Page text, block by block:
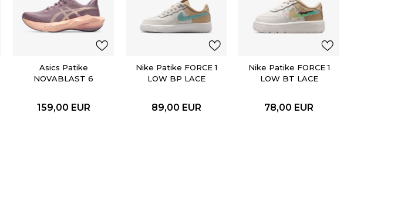
Asics Patike
NOVABLAST 6
159,00 EUR
Nike Patike FORCE 1
LOW BP LACE
89,00 EUR
Nike Patike FORCE 1
LOW BT LACE
78,00 EUR